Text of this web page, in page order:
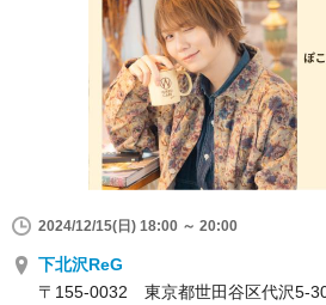
2024/12/15(日) 18:00 ～ 20:00
下北沢ReG
〒155-0032 東京都世田谷区代沢5-